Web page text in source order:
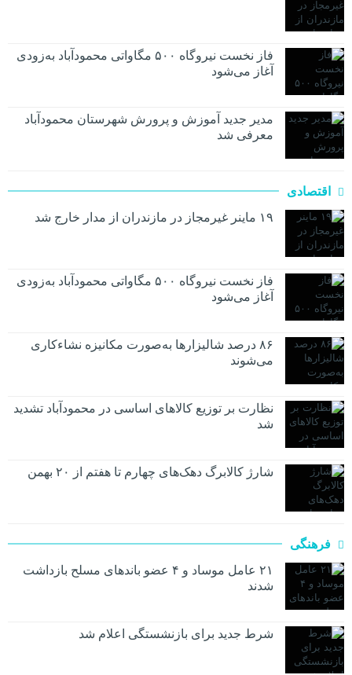
فاز نخست نیروگاه ۵۰۰ مگاواتی محمودآباد به‌زودی
آغاز می‌شود
مدیر جدید آموزش و پرورش شهرستان محمودآباد
معرفی شد
اقتصادی
۱۹ ماینر غیرمجاز در مازندران از مدار خارج شد
فاز نخست نیروگاه ۵۰۰ مگاواتی محمودآباد به‌زودی
آغاز می‌شود
۸۶ درصد شالیزارها به‌صورت مکانیزه نشاءکاری
می‌شوند
نظارت بر توزیع کالا‌های اساسی در محمودآباد تشدید
شد
شارژ کالابرگ دهک‌های چهارم تا هفتم از ۲۰ بهمن
فرهنگی
۲۱ عامل موساد و ۴ عضو باند‌های مسلح بازداشت
شدند
شرط جدید برای بازنشستگی اعلام شد